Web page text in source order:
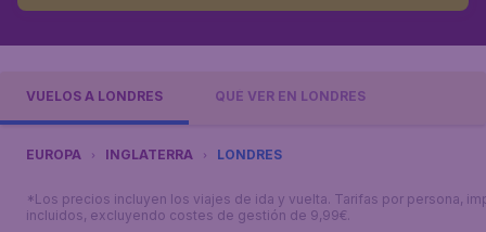
VUELOS A LONDRES QUÉ VER EN LONDRES
EUROPA INGLATERRA LONDRES
*Los precios incluyen los viajes de ida y vuelta. Tarifas por persona,
incluidos, excluyendo costes de gestión de 9,99€.